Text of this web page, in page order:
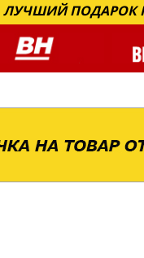
ЛУЧШИЙ ПОДАРОК